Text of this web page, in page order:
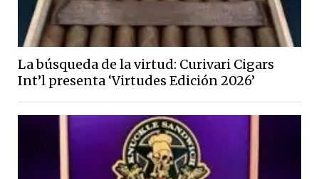
La búsqueda de la virtud: Curivari Cigars
Int’l presenta ‘Virtudes Edición 2026’